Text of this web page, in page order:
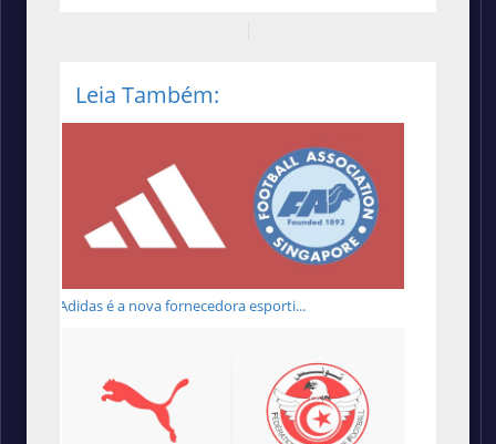
Leia Também:
Adidas é a nova fornecedora esporti...